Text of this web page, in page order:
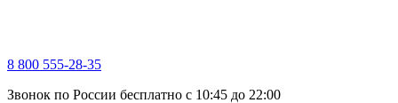
8 800 555-28-35
Звонок по России бесплатно c 10:45 до 22:00